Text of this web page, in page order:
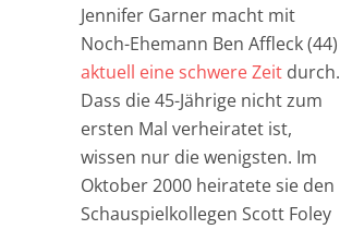
Jennifer Garner macht mit
Noch-Ehemann Ben Affleck (44)
aktuell eine schwere Zeit durch.
Dass die 45-Jährige nicht zum
ersten Mal verheiratet ist,
wissen nur die wenigsten. Im
Oktober 2000 heiratete sie den
Schauspielkollegen Scott Foley